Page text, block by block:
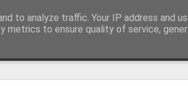
to analyze traffic. Your IP address and
metrics to ensure quality of service,
Istra i Kvarner Upoznajte Istru i Kvarner kroz putopise,